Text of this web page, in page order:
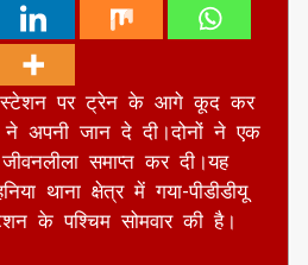
स्टेशन पर ट्रेन के आगे कूद कर
अपनी जान दे दी।दोनों ने एक
समाप्त कर दी।यह
थाना क्षेत्र में गया-पीडीडीयू
के पश्चिम सोमवार की है।